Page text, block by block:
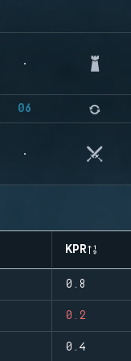
06
KPR
0.8
0.2
0.4